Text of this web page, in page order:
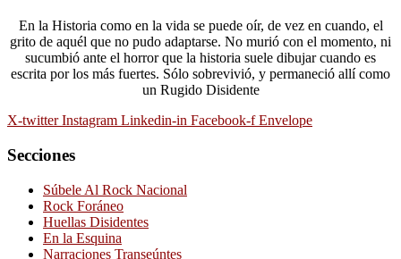
En la Historia como en la vida se puede oír, de vez en cuando, el
grito de aquél que no pudo adaptarse. No murió con el momento, ni
sucumbió ante el horror que la historia suele dibujar cuando es
escrita por los más fuertes. Sólo sobrevivió, y permaneció allí como
un Rugido Disidente
X-twitter Instagram Linkedin-in Facebook-f Envelope
Secciones
Súbele Al Rock Nacional
Rock Foráneo
Huellas Disidentes
En la Esquina
Narraciones Transeúntes